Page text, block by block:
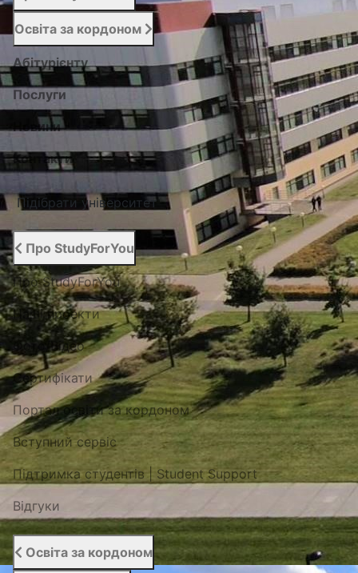
Освіта за кордоном
Абітурієнту
Послуги
Новини
Контакти
Підібрати університет
Про StudyForYou
Про StudyForYou
Наші проекти
Фото/Відео
Сертифікати
Портал освіти за кордоном
Вступний сервіс
Підтримка студентів | Student Support
Відгуки
Освіта за кордоном